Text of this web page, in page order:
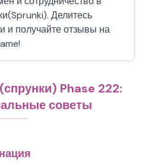
Делитесь
и получайте отзывы на
Phase 222:
советы